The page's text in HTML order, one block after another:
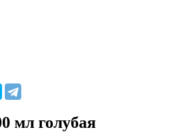
мл голубая